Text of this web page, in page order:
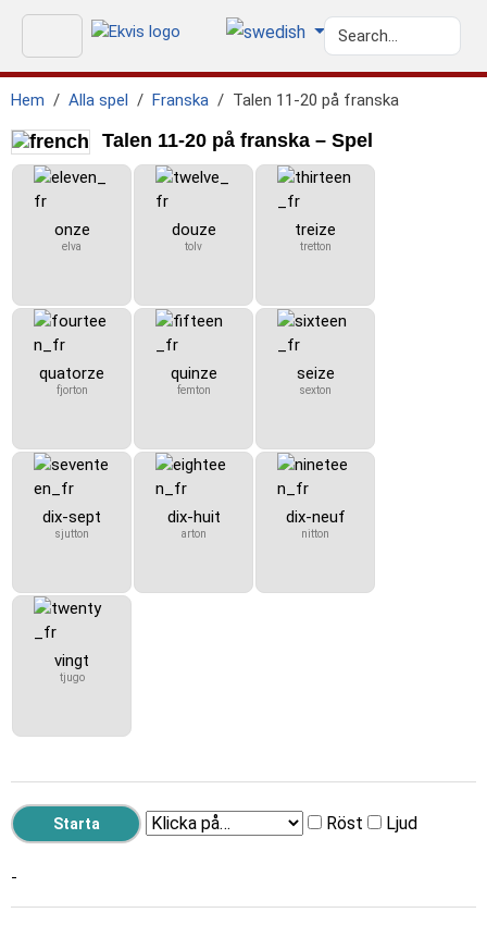
Hem Alla spel Franska Talen 11-20 på franska
Talen 11-20 på franska – Spel
onze
elva
douze
tolv
treize
tretton
quatorze
fjorton
quinze
femton
seize
sexton
dix-sept
sjutton
dix-huit
arton
dix-neuf
nitton
vingt
tjugo
Röst Ljud
-